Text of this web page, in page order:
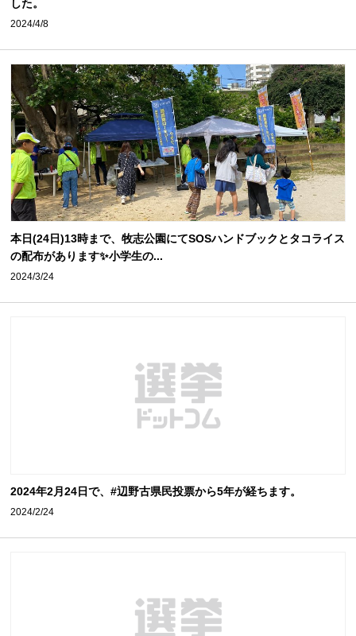
した。
2024/4/8
本日(24日)13時まで、牧志公園にてSOSハンドブックとタコライス
の配布があります✨小学生の...
2024/3/24
2024年2月24日で、#辺野古県民投票から5年が経ちます。
2024/2/24